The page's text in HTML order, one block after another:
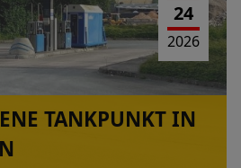
24
2026
TANKPUNKT IN